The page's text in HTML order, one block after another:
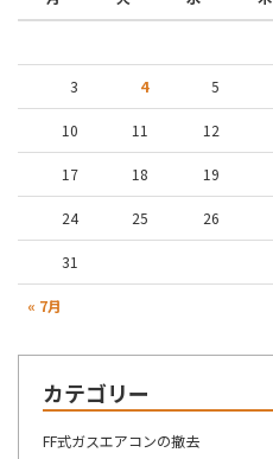
« 7月
3 4 5
10 11 12
17 18 19
24 25 26
31
カテゴリー
FF式ガスエアコンの撤去